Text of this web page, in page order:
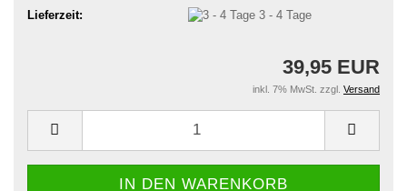
Lieferzeit:
3 - 4 Tage
39,95 EUR
inkl. 7% MwSt. zzgl. Versand